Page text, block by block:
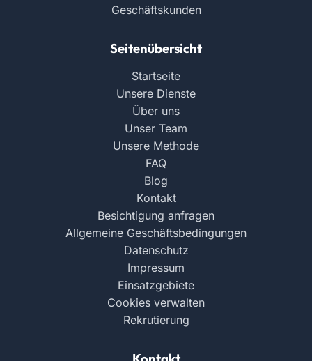
Geschäftskunden
Seitenübersicht
Startseite
Unsere Dienste
Über uns
Unser Team
Unsere Methode
FAQ
Blog
Kontakt
Besichtigung anfragen
Allgemeine Geschäftsbedingungen
Datenschutz
Impressum
Einsatzgebiete
Cookies verwalten
Rekrutierung